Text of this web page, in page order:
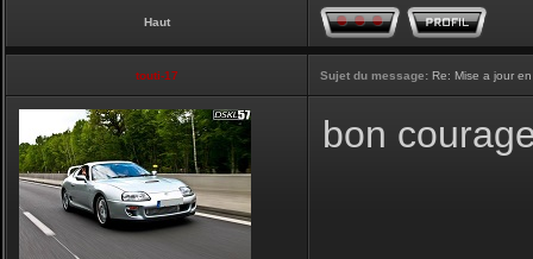
Haut
touti-17 Sujet du message: Re: Mise a jour
bon